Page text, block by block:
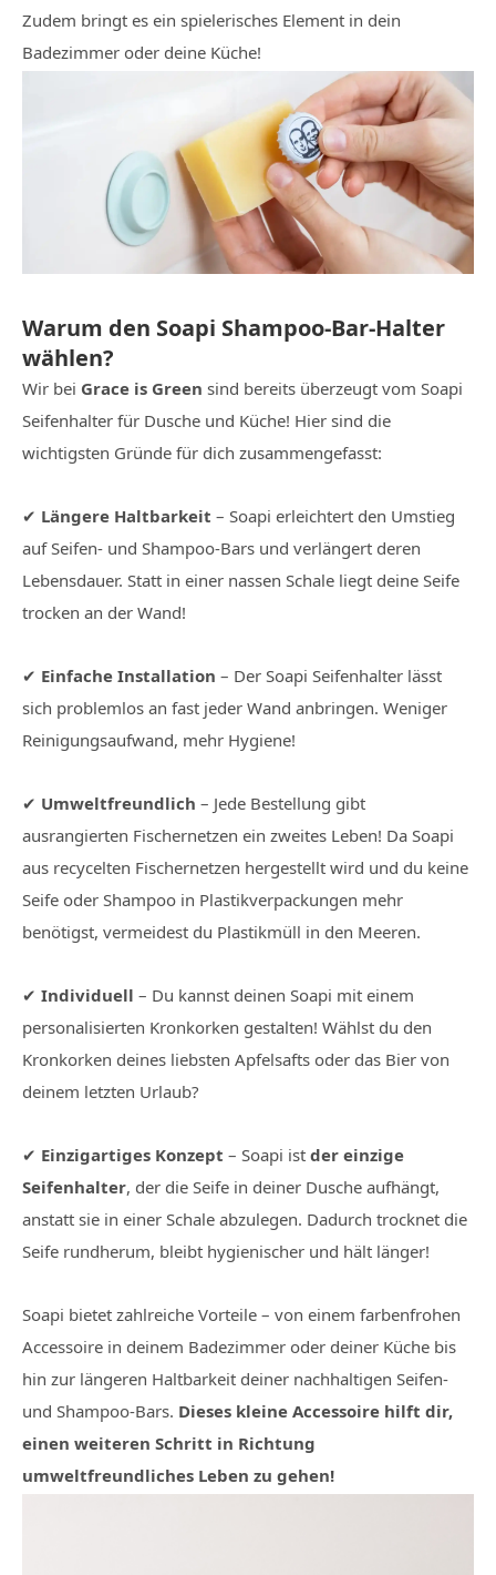
Zudem bringt es ein spielerisches Element in dein
Badezimmer oder deine Küche!
Warum den Soapi Shampoo-Bar-Halter
wählen?
Wir bei Grace is Green sind bereits überzeugt vom Soapi
Seifenhalter für Dusche und Küche! Hier sind die
wichtigsten Gründe für dich zusammengefasst:
✔ Längere Haltbarkeit – Soapi erleichtert den Umstieg
auf Seifen- und Shampoo-Bars und verlängert deren
Lebensdauer. Statt in einer nassen Schale liegt deine Seife
trocken an der Wand!
✔ Einfache Installation – Der Soapi Seifenhalter lässt
sich problemlos an fast jeder Wand anbringen. Weniger
Reinigungsaufwand, mehr Hygiene!
✔ Umweltfreundlich – Jede Bestellung gibt
ausrangierten Fischernetzen ein zweites Leben! Da Soapi
aus recycelten Fischernetzen hergestellt wird und du keine
Seife oder Shampoo in Plastikverpackungen mehr
benötigst, vermeidest du Plastikmüll in den Meeren.
✔ Individuell – Du kannst deinen Soapi mit einem
personalisierten Kronkorken gestalten! Wählst du den
Kronkorken deines liebsten Apfelsafts oder das Bier von
deinem letzten Urlaub?
✔ Einzigartiges Konzept – Soapi ist der einzige
Seifenhalter, der die Seife in deiner Dusche aufhängt,
anstatt sie in einer Schale abzulegen. Dadurch trocknet die
Seife rundherum, bleibt hygienischer und hält länger!
Soapi bietet zahlreiche Vorteile – von einem farbenfrohen
Accessoire in deinem Badezimmer oder deiner Küche bis
hin zur längeren Haltbarkeit deiner nachhaltigen Seifen-
und Shampoo-Bars. Dieses kleine Accessoire hilft dir,
einen weiteren Schritt in Richtung
umweltfreundliches Leben zu gehen!